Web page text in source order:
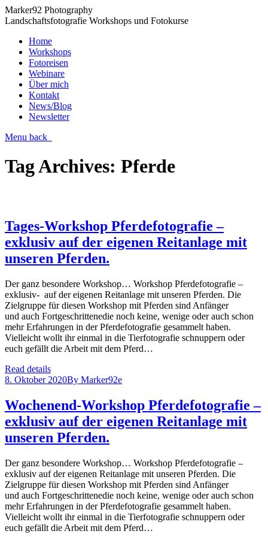
Marker92 Photography
Landschaftsfotografie Workshops und Fotokurse
Home
Workshops
Fotoreisen
Webinare
Über mich
Kontakt
News/Blog
Newsletter
Menu back
Tag Archives: Pferde
Tages-Workshop Pferdefotografie –
exklusiv auf der eigenen Reitanlage mit
unseren Pferden.
Der ganz besondere Workshop… Workshop Pferdefotografie –
exklusiv- auf der eigenen Reitanlage mit unseren Pferden. Die
Zielgruppe für diesen Workshop mit Pferden sind Anfänger
und auch Fortgeschrittenedie noch keine, wenige oder auch schon
mehr Erfahrungen in der Pferdefotografie gesammelt haben.
Vielleicht wollt ihr einmal in die Tierfotografie schnuppern oder
euch gefällt die Arbeit mit dem Pferd…
Read details
8. Oktober 2020By Marker92e
Wochenend-Workshop Pferdefotografie –
exklusiv auf der eigenen Reitanlage mit
unseren Pferden.
Der ganz besondere Workshop… Workshop Pferdefotografie –
exklusiv auf der eigenen Reitanlage mit unseren Pferden. Die
Zielgruppe für diesen Workshop mit Pferden sind Anfänger
und auch Fortgeschrittenedie noch keine, wenige oder auch schon
mehr Erfahrungen in der Pferdefotografie gesammelt haben.
Vielleicht wollt ihr einmal in die Tierfotografie schnuppern oder
euch gefällt die Arbeit mit dem Pferd…